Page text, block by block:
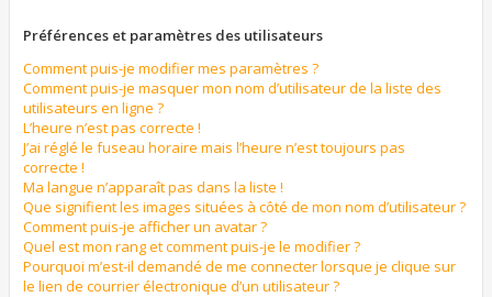
Préférences et paramètres des utilisateurs
Comment puis-je modifier mes paramètres ?
Comment puis-je masquer mon nom d’utilisateur de la liste des
utilisateurs en ligne ?
L’heure n’est pas correcte !
J’ai réglé le fuseau horaire mais l’heure n’est toujours pas
correcte !
Ma langue n’apparaît pas dans la liste !
Que signifient les images situées à côté de mon nom d’utilisateur ?
Comment puis-je afficher un avatar ?
Quel est mon rang et comment puis-je le modifier ?
Pourquoi m’est-il demandé de me connecter lorsque je clique sur
le lien de courrier électronique d’un utilisateur ?